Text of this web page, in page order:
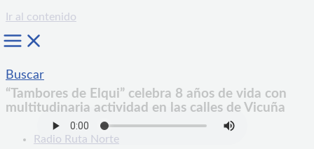
Ir al contenido
Buscar
“Tambores de Elqui” celebra 8 años de vida con
multitudinaria actividad en las calles de Vicuña
Radio Ruta Norte